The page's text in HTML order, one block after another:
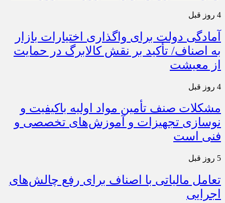
4 روز قبل
آمادگی دولت برای واگذاری اختیارات بازار
به اصناف/ تأکید بر نقش کالابرگ در حمایت
از معیشت
4 روز قبل
مشکلات صنف تأمین مواد اولیه باکیفیت و
نوسازی تجهیزات و آموزش‌های تخصصی و
فنی است
5 روز قبل
تعامل مالیاتی با اصناف برای رفع چالش‌های
اجرایی